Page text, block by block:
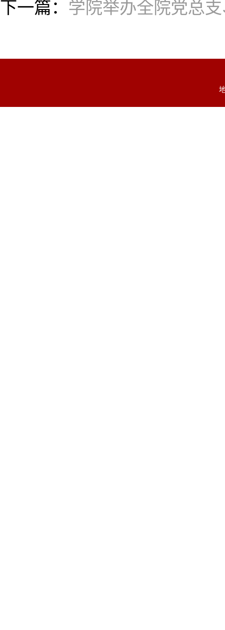
下一篇： 学院举办全院党总